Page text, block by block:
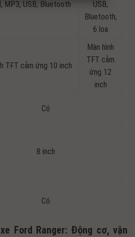
MP3, USB, Bluetooth
USB,
Bluetooth,
6 loa
TFT cảm ứng 10 inch
Màn hình
TFT cảm
ứng 12
inch
Có
8 inch
Có
Ford Ranger: Động cơ, vận